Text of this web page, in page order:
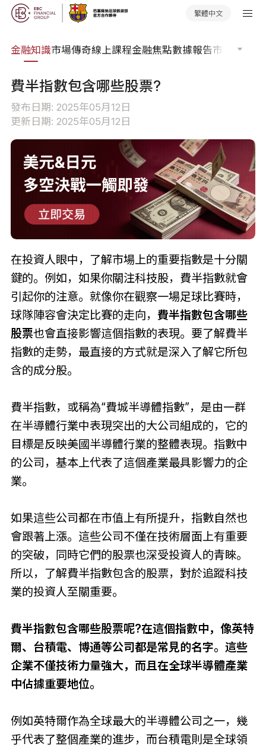
繁體中文
金融知識市場傳奇線上課程金融焦點數據報告市場分析
費半指數包含哪些股票?
發布日期: 2025年05月12日
更新日期: 2025年05月12日
在投資人眼中，了解市場上的重要指數是十分關
鍵的。例如，如果你關注科技股，費半指數就會
引起你的注意。就像你在觀察一場足球比賽時，
球隊陣容會決定比賽的走向， 費半指數包含哪些
股票也會直接影響這個指數的表現。要了解費半
指數的走勢，最直接的方式就是深入了解它所包
含的成分股。
費半指數，或稱為“費城半導體指數”，是由一群
在半導體行業中表現突出的大公司組成的，它的
目標是反映美國半導體行業的整體表現。指數中
的公司，基本上代表了這個產業最具影響力的企
業。
如果這些公司都在市值上有所提升，指數自然也
會跟著上漲。這些公司不僅在技術層面上有重要
的突破，同時它們的股票也深受投資人的青睞。
所以，了解費半指數包含的股票，對於追蹤科技
業的投資人至關重要。
費半指數包含哪些股票呢?在這個指數中，像英特
爾、台積電、博通等公司都是常見的名字。這些
企業不僅技術力量強大，而且在全球半導體產業
中佔據重要地位。
例如英特爾作為全球最大的半導體公司之一，幾
乎代表了整個產業的進步，而台積電則是全球領